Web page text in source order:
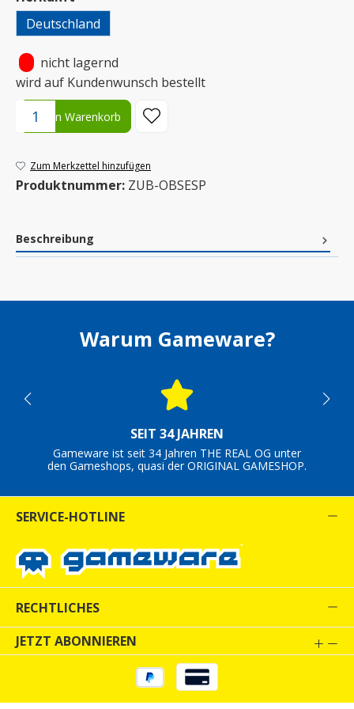
Deutschland
nicht lagernd
wird auf Kundenwunsch bestellt
Produkt Anzahl: Gib den gewünschten Wert ein oder benutze
In den Warenkorb
Zum Merkzettel hinzufügen
Produktnummer: ZUB-OBSESP
Beschreibung
Warum Gameware?
SEIT 34 JAHREN
Gameware ist seit 34 Jahren THE REAL OG unter
den Gameshops, quasi der ORIGINAL GAMESHOP.
SERVICE-HOTLINE
RECHTLICHES
JETZT ABONNIEREN